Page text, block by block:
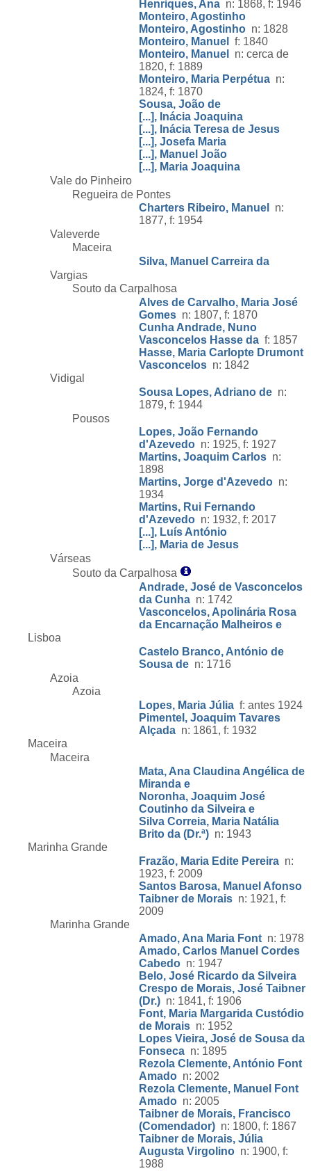
Henriques, Ana n: 1868, f: 1946
Monteiro, Agostinho
Monteiro, Agostinho n: 1828
Monteiro, Manuel
f: 1840
Monteiro, Manuel
n: cerca de
1820, f: 1889
Monteiro, Maria Perpétua n:
1824, f: 1870
Sousa, João de
[...], Inácia Joaquina
[...], Inácia Teresa de Jesus
[...], Josefa Maria
[...], Manuel João
[...], Maria Joaquina
Vale do Pinheiro
Regueira de Pontes
Charters Ribeiro, Manuel
n:
1877, f: 1954
Valeverde
Maceira
Silva, Manuel Carreira da
Vargias
Souto da Carpalhosa
Alves de Carvalho, Maria José
Gomes n: 1807, f: 1870
Cunha Andrade, Nuno
Vasconcelos Hasse da f: 1857
Hasse, Maria Carlopte Drumont
Vasconcelos n: 1842
Vidigal
Sousa Lopes, Adriano de n:
1879, f: 1944
Pousos
Lopes, João Fernando
d'Azevedo n: 1925, f: 1927
Martins, Joaquim Carlos n:
1898
Martins, Jorge d'Azevedo n:
1934
Martins, Rui Fernando
d'Azevedo n: 1932, f: 2017
[...], Luís António
[...], Maria de Jesus
Várseas
Souto da Carpalhosa
Andrade, José de Vasconcelos
da Cunha n: 1742
Vasconcelos, Apolinária Rosa
da Encarnação Malheiros e
Lisboa
Castelo Branco, António de
Sousa de n: 1716
Azoia
Azoia
Lopes, Maria Júlia f: antes 1924
Pimentel, Joaquim Tavares
Alçada n: 1861, f: 1932
Maceira
Maceira
Mata, Ana Claudina Angélica de
Miranda e
Noronha, Joaquim José
Coutinho da Silveira e
Silva Correia, Maria Natália
Brito da (Dr.ª) n: 1943
Marinha Grande
Frazão, Maria Edite Pereira n:
1923, f: 2009
Santos Barosa, Manuel Afonso
Taibner de Morais n: 1921, f:
2009
Marinha Grande
Amado, Ana Maria Font n: 1978
Amado, Carlos Manuel Cordes
Cabedo n: 1947
Belo, José Ricardo da Silveira
Crespo de Morais, José Taibner
(Dr.) n: 1841, f: 1906
Font, Maria Margarida Custódio
de Morais n: 1952
Lopes Vieira, José de Sousa da
Fonseca n: 1895
Rezola Clemente, António Font
Amado n: 2002
Rezola Clemente, Manuel Font
Amado n: 2005
Taibner de Morais, Francisco
(Comendador) n: 1800, f: 1867
Taibner de Morais, Júlia
Augusta Virgolino n: 1900, f:
1988